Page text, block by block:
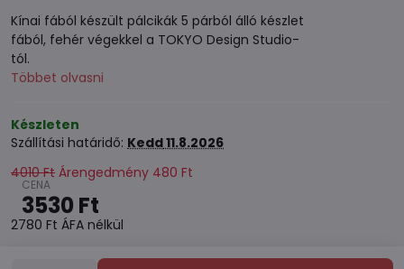
Kínai fából készült pálcikák 5 párból álló készlet
fából, fehér végekkel a TOKYO Design Studio-
tól.
Többet olvasni
Készleten
Szállítási határidő: Kedd11.8.2026
4010 Ft Árengedmény 480 Ft
3530 Ft
2780 Ft ÁFA nélkül